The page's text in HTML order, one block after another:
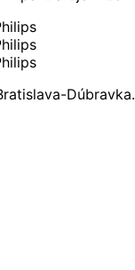
Dúbravka.